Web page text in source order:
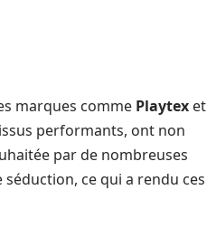
marques comme Playtex et
performants, ont non
par de nombreuses
ce qui a rendu ces